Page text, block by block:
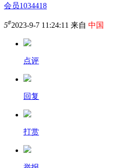
会员1034418
5#2023-9-7 11:24:11 来自 中国
点评
回复
打赏